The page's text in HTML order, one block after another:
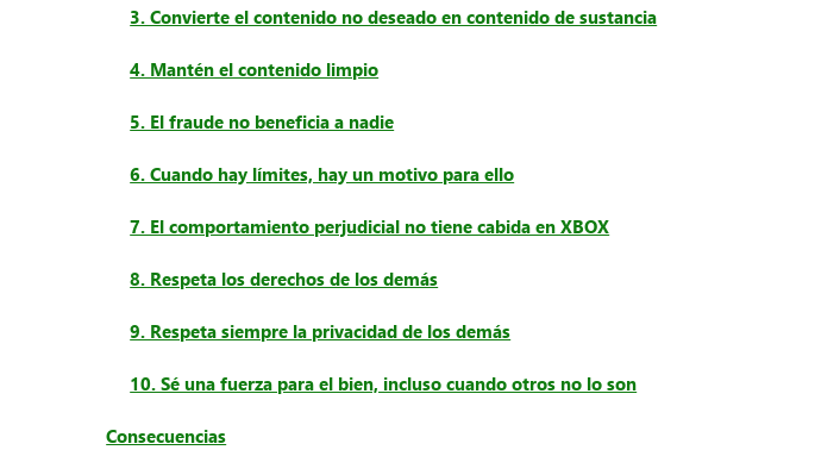
3. Convierte el contenido no deseado en contenido de sustancia
4. Mantén el contenido limpio
5. El fraude no beneficia a nadie
6. Cuando hay límites, hay un motivo para ello
7. El comportamiento perjudicial no tiene cabida en XBOX
8. Respeta los derechos de los demás
9. Respeta siempre la privacidad de los demás
10. Sé una fuerza para el bien, incluso cuando otros no lo son
Consecuencias